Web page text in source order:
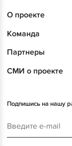
О проекте
Команда
Партнеры
СМИ о проекте
Подпишись на нашу